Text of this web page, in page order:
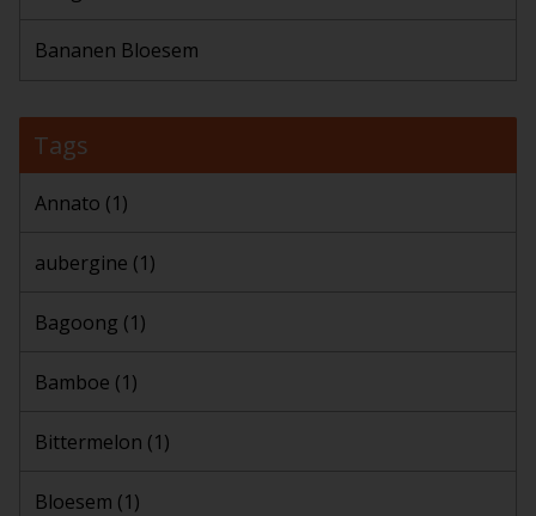
Bananen Bloesem
Tags
Annato (1)
aubergine (1)
Bagoong (1)
Bamboe (1)
Bittermelon (1)
Bloesem (1)